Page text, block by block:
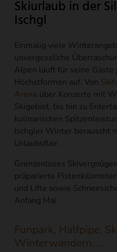
Skiurlaub in der
Ischgl
Einmalig viele
unvergessliche
Alpen läuft für seine Gäste
Höchstformen auf. Von
Arena über Konzerte mit
Skigebiet, bis hin zu
kulinarischen
Ischgler Winter berauscht
Urlaubsflair.
Grenzenloses
präparierte
und Lifte sowie
Anfang Mai.
Funpark, Halfpipe,
Winterwandern, ...